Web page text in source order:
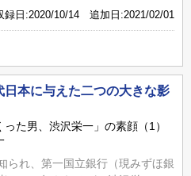
録日:2020/10/14 追加日:2021/02/01
日本に与えた二つの大きな影
った男、渋沢栄一」の素顔（1）
られ、第一国立銀行（現みずほ銀